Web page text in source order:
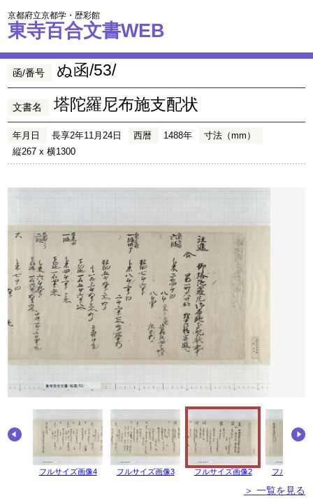
京都府立京都学・歴彩館
東寺百合文書WEB
函/番号 ぬ函/53/
文書名 塔陀羅尼布施支配状
年月日 長享2年11月24日 西暦 1488年
寸法（mm）
縦267 x 横1300
フルサイズ画像4 フルサイズ画像3 フルサイズ画像2 フルサイズ
＞ 一覧を見る